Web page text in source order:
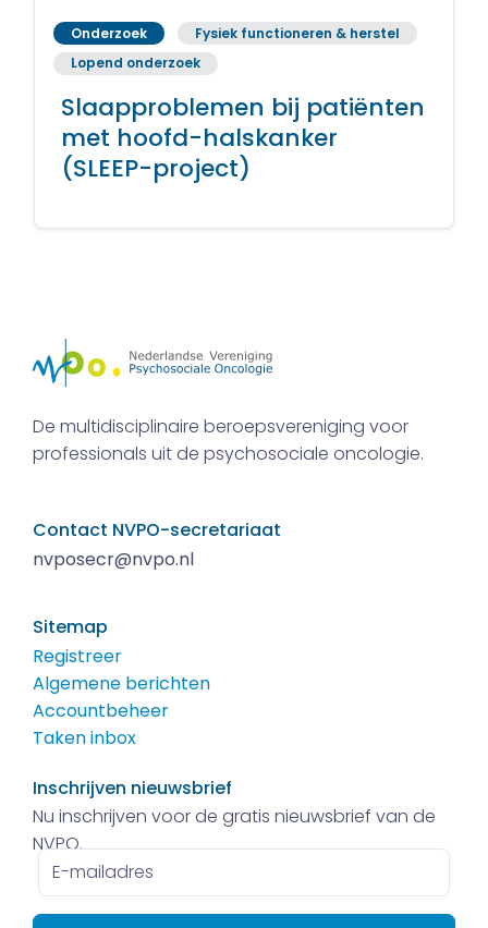
Onderzoek
Fysiek functioneren & herstel
Lopend onderzoek
Slaapproblemen bij patiënten
met hoofd-halskanker
(SLEEP-project)
De multidisciplinaire beroepsvereniging voor
professionals uit de psychosociale oncologie.
Contact NVPO-secretariaat
nvposecr@nvpo.nl
Sitemap
Registreer
Algemene berichten
Accountbeheer
Taken inbox
Inschrijven nieuwsbrief
Nu inschrijven voor de gratis nieuwsbrief van de
NVPO.
E-
mailadres